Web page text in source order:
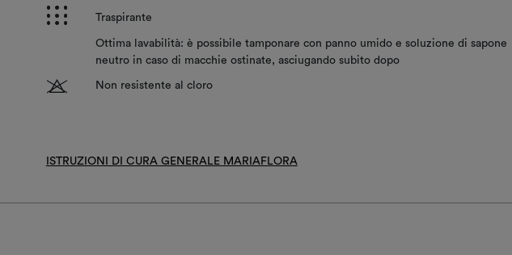
p Traspirante
Ottima lavabilità: è possibile tamponare con panno umido e soluzione di sapone
neutro in caso di macchie ostinate, asciugando subito dopo
T Non resistente al cloro
ISTRUZIONI DI CURA GENERALE MARIAFLORA